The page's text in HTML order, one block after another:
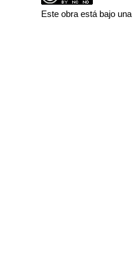
Este obra está bajo una